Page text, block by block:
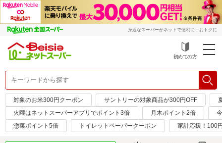
身近なスーパーがネットで便利に・おトクに
初めての方
対象のお米300円クーポン サントリーの対象商品が300円OFF
火曜はネットスーパーアプリでポイント3倍
月木ポイント2倍
惣菜ポイント5倍
トイレットペーパークーポン 家計応援！100